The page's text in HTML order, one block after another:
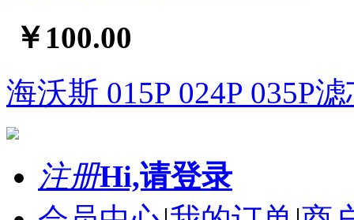
￥100.00
海沃斯 015P 024P 035P
注册Hi,请登录